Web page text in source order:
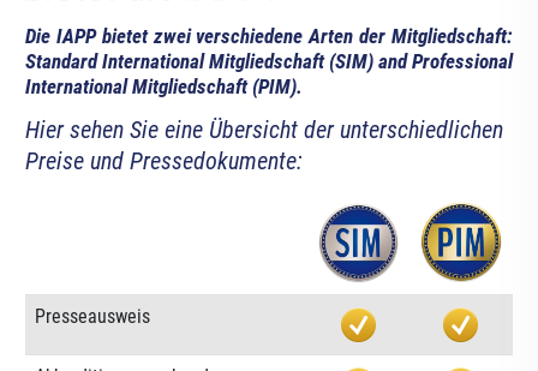
Die IAPP bietet zwei verschiedene Arten der Mitgliedschaft:
Standard International Mitgliedschaft (SIM) and Professional
International Mitgliedschaft (PIM).
Hier sehen Sie eine Übersicht der unterschiedlichen
Preise und Pressedokumente:
Presseausweis